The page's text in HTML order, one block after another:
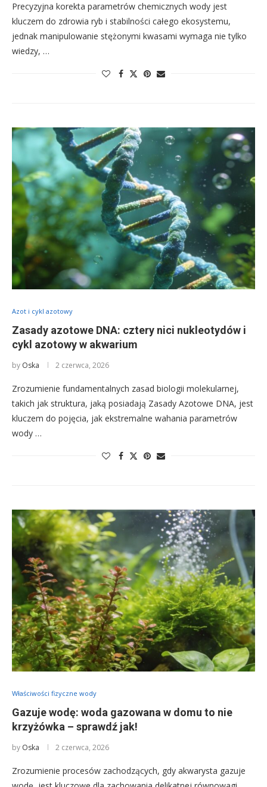
Precyzyjna korekta parametrów chemicznych wody jest
kluczem do zdrowia ryb i stabilności całego ekosystemu,
jednak manipulowanie stężonymi kwasami wymaga nie tylko
wiedzy, …
Azot i cykl azotowy
Zasady azotowe DNA: cztery nici nukleotydów i
cykl azotowy w akwarium
by Oska 2 czerwca, 2026
Zrozumienie fundamentalnych zasad biologii molekularnej,
takich jak struktura, jaką posiadają Zasady Azotowe DNA, jest
kluczem do pojęcia, jak ekstremalne wahania parametrów
wody …
Właściwości fizyczne wody
Gazuje wodę: woda gazowana w domu to nie
krzyżówka – sprawdź jak!
by Oska 2 czerwca, 2026
Zrozumienie procesów zachodzących, gdy akwarysta gazuje